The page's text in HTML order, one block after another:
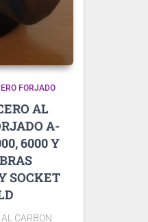
FORJADO
AL
A-
6000 Y
SOCKET
CARBON